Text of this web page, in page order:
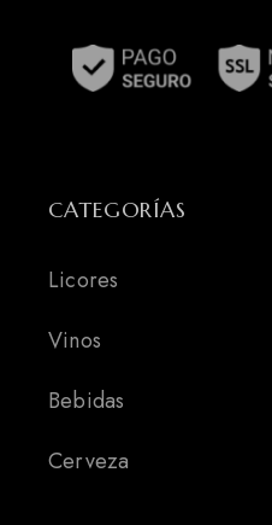
CATEGORÍAS
Licores
Vinos
Bebidas
Cerveza